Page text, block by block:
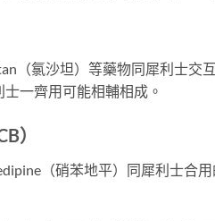
（氯沙坦）等藥物同犀利士交
一齊用可能相輔相成。
）
（硝苯地平）同犀利士合